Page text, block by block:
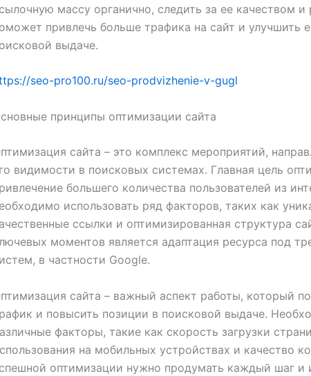
массу органично, следить за ее качеством
привлечь больше трафика на сайт и улучшить
выдаче.
seo-pro100.ru/seo-prodvizhenie-v-gugl
принципы оптимизации сайта
сайта – это комплекс мероприятий,
видимости в поисковых системах. Главная цель
большего количества пользователей из
использовать ряд факторов, таких как
ссылки и оптимизированная структура
моментов является адаптация ресурса под
в частности Google.
сайта – важный аспект работы, который
и повысить позиции в поисковой выдаче.
факторы, такие как скорость загрузки
на мобильных устройствах и качество
оптимизации нужно продумать каждый шаг и